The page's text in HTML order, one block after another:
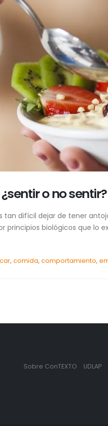
o no sentir?
tan difícil dejar de tener
principios biológicos que
,comida,comportamiento,
Sobre ConTEXTO UDLAP